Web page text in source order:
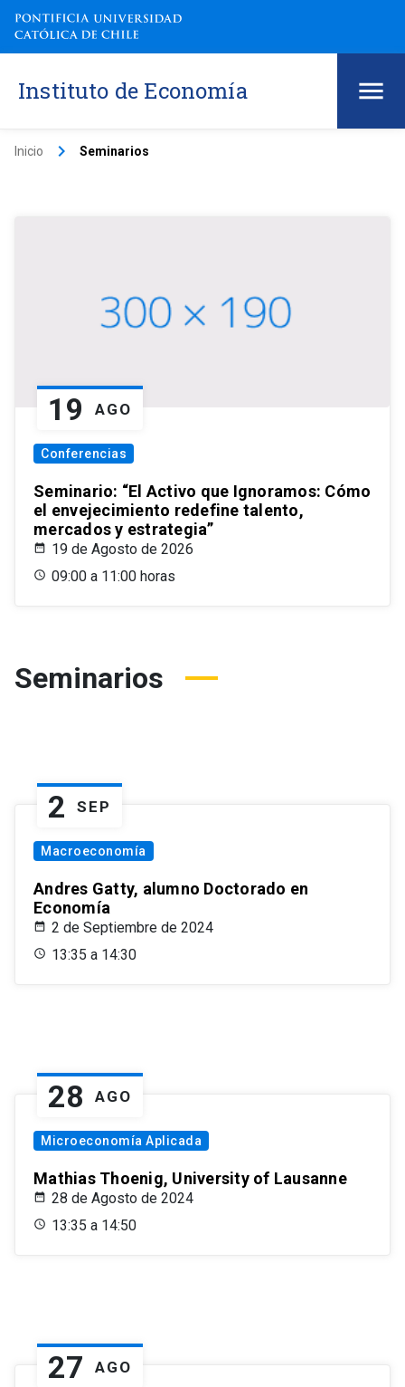
Instituto de Economía
Inicio keyboard_arrow_right Seminarios
19 AGO
Conferencias
Seminario: “El Activo que Ignoramos: Cómo
el envejecimiento redefine talento,
mercados y estrategia”
19 de Agosto de 2026
09:00 a 11:00 horas
Seminarios
2 SEP
Macroeconomía
Andres Gatty, alumno Doctorado en
Economía
2 de Septiembre de 2024
13:35 a 14:30
28 AGO
Microeconomía Aplicada
Mathias Thoenig, University of Lausanne
28 de Agosto de 2024
13:35 a 14:50
27 AGO